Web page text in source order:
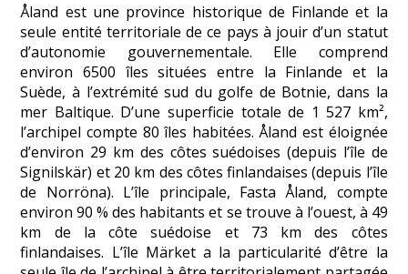
Åland est une province historique de Finlande et la
seule entité territoriale de ce pays à jouir d’un statut
d’autonomie gouvernementale. Elle comprend
environ 6500 îles situées entre la Finlande et la
Suède, à l’extrémité sud du golfe de Botnie, dans la
mer Baltique. D’une superficie totale de 1 527 km²,
l’archipel compte 80 îles habitées. Åland est éloignée
d’environ 29 km des côtes suédoises (depuis l’île de
Signilskär) et 20 km des côtes finlandaises (depuis l’île
de Norröna). L’île principale, Fasta Åland, compte
environ 90 % des habitants et se trouve à l’ouest, à 49
km de la côte suédoise et 73 km des côtes
finlandaises. L’île Märket a la particularité d’être la